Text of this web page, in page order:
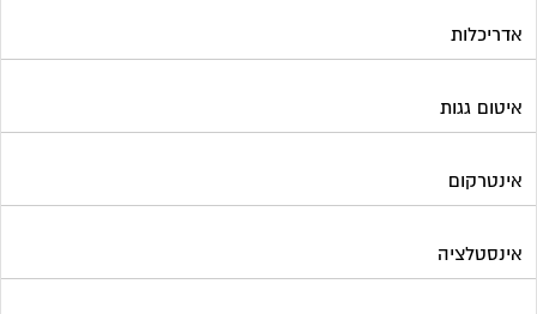
אדריכלות
איטום גגות
אינטרקום
אינסטלציה